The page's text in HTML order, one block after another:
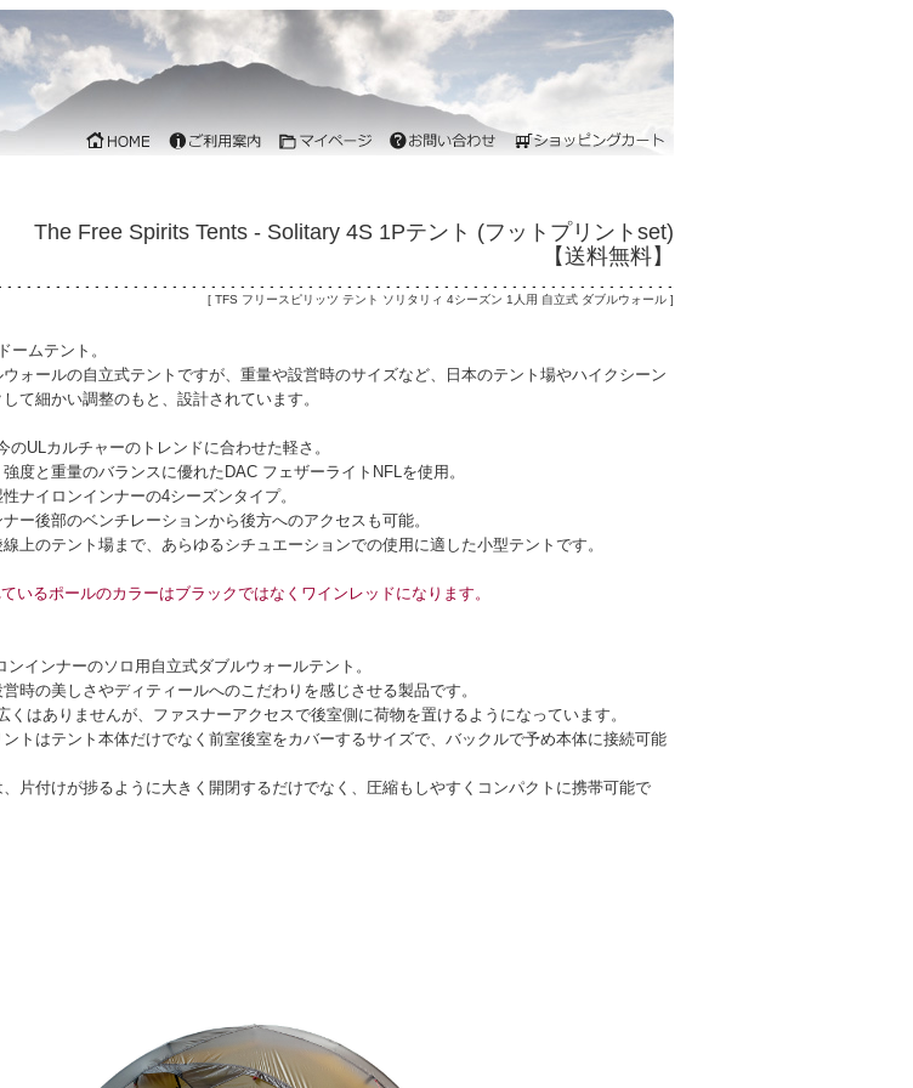
The Free Spirits Tents - Solitary 4S 1Pテント (フットプリントset)
【送料無料】
[ TFS フリースピリッツ テント ソリタリィ 4シーズン 1人用 自立式 ダブルウォール ]
ームテント。
ォールの自立式テントですが、重量や設営時のサイズなど、日本のテント場やハイクシーン
て細かい調整のもと、設計されています。
のULカルチャーのトレンドに合わせた軽さ。
度と重量のバランスに優れたDAC フェザーライトNFLを使用。
ナイロンインナーの4シーズンタイプ。
ー後部のベンチレーションから後方へのアクセスも可能。
上のテント場まで、あらゆるシチュエーションでの使用に適した小型テントです。
いるポールのカラーはブラックではなくワインレッドになります。
ンインナーのソロ用自立式ダブルウォールテント。
時の美しさやディティールへのこだわりを感じさせる製品です。
くはありませんが、ファスナーアクセスで後室側に荷物を置けるようになっています。
トはテント本体だけでなく前室後室をカバーするサイズで、バックルで予め本体に接続可能
片付けが捗るように大きく開閉するだけでなく、圧縮もしやすくコンパクトに携帯可能で